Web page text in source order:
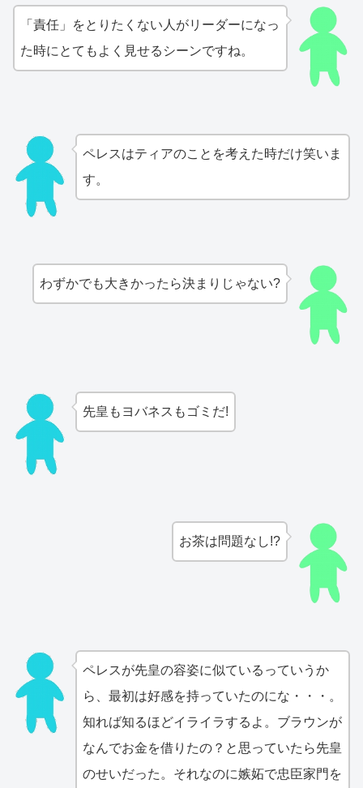
「責任」をとりたくない人がリーダーになっ
た時にとてもよく見せるシーンですね。
ペレスはティアのことを考えた時だけ笑いま
す。
わずかでも大きかったら決まりじゃない?
先皇もヨバネスもゴミだ!
お茶は問題なし!?
ペレスが先皇の容姿に似ているっていうか
ら、最初は好感を持っていたのにな・・・。
知れば知るほどイライラするよ。ブラウンが
なんでお金を借りたの？と思っていたら先皇
のせいだった。それなのに嫉妬で忠臣家門を